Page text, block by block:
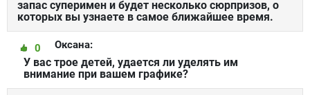
запас суперимен и будет несколько сюрпризов, о
которых вы узнаете в самое ближайшее время.
Оксана:
0
У вас трое детей, удается ли уделять им
внимание при вашем графике?